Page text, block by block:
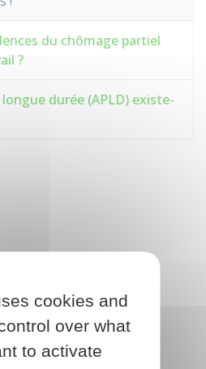
du chômage partiel
?
durée (APLD) existe-
cookies and
over what
to activate